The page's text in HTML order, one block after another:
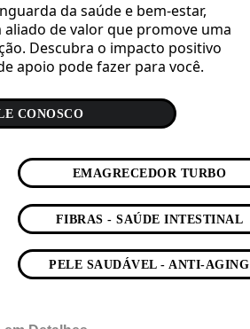
da saúde e bem-estar,
de valor que promove uma
Descubra o impacto positivo
apoio pode fazer para você.
EMAGRECEDOR TURBO
FIBRAS - SAÚDE INTESTINAL
PELE SAUDÁVEL - ANTI-AGING
CONOSCO